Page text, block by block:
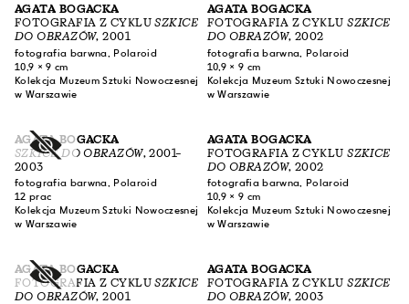
postaciach przedstawionych na płótnie, a nasycone
emocjami abstrakcje skłaniają do autorefleksji.
(M.W.)
AGATA BOGACKA
FOTOGRAFIA Z CYKLUSZKICE
DO OBRAZÓW, 2001
fotografia barwna, Polaroid
10,9 × 9 cm
Kolekcja Muzeum Sztuki Nowoczesnej
w Warszawie
AGATA BOGACKA
SZKICE DO OBRAZÓW, 2001–
2003
fotografia barwna, Polaroid
12 prac
Kolekcja Muzeum Sztuki Nowoczesnej
w Warszawie
AGATA BOGACKA
FOTOGRAFIA Z CYKLUSZKICE
DO OBRAZÓW, 2001
AGATA BOGACKA
FOTOGRAFIA Z CYKLUSZKICE
DO OBRAZÓW, 2002
fotografia barwna, Polaroid
10,9 × 9 cm
Kolekcja Muzeum Sztuki Nowoczesnej
w Warszawie
AGATA BOGACKA
FOTOGRAFIA Z CYKLUSZKICE
DO OBRAZÓW, 2002
fotografia barwna, Polaroid
10,9 × 9 cm
Kolekcja Muzeum Sztuki Nowoczesnej
w Warszawie
AGATA BOGACKA
FOTOGRAFIA Z CYKLUSZKICE
DO OBRAZÓW, 2003